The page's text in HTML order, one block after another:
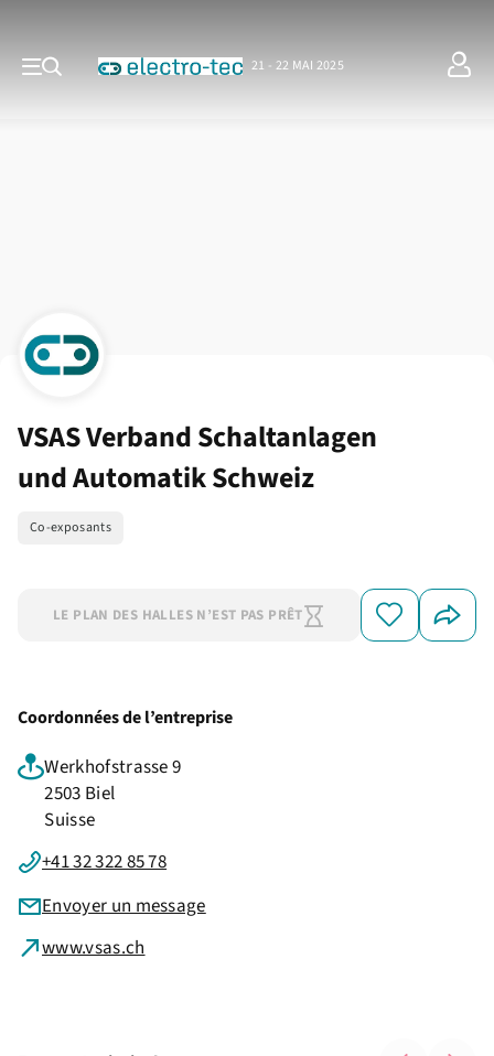
21 - 22 MAI 2025
VSAS Verband Schaltanlagen
und Automatik Schweiz
Co-exposants
LE PLAN DES HALLES N’EST PAS PRÊT
Coordonnées de l’entreprise
Werkhofstrasse 9
2503 Biel
Suisse
+41 32 322 85 78
Envoyer un message
www.vsas.ch